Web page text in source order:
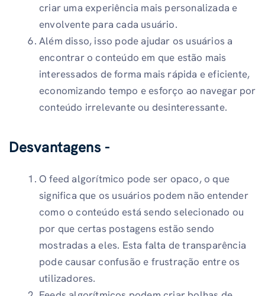
criar uma experiência mais personalizada e
envolvente para cada usuário.
Além disso, isso pode ajudar os usuários a
encontrar o conteúdo em que estão mais
interessados ​​de forma mais rápida e eficiente,
economizando tempo e esforço ao navegar por
conteúdo irrelevante ou desinteressante.
Desvantagens -
O feed algorítmico pode ser opaco, o que
significa que os usuários podem não entender
como o conteúdo está sendo selecionado ou
por que certas postagens estão sendo
mostradas a eles. Esta falta de transparência
pode causar confusão e frustração entre os
utilizadores.